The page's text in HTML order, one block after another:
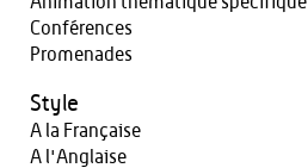
Conférences
Promenades
Style
A la Française
A l'Anglaise